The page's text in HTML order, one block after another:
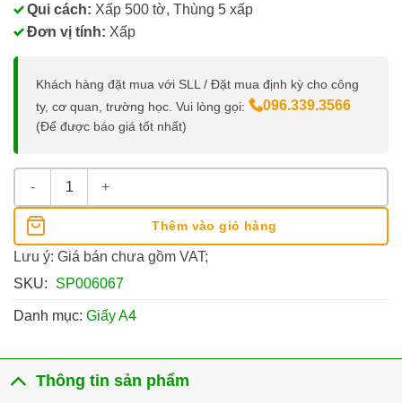
Qui cách: Xấp 500 tờ, Thùng 5 xấp
Đơn vị tính: Xấp
Khách hàng đặt mua với SLL / Đặt mua định kỳ cho công
ty, cơ quan, trường học. Vui lòng gọi:
096.339.3566
(Để được báo giá tốt nhất)
Giấy A4 Pine X Pro 70Gsm số lượng
Thêm vào giỏ hàng
Lưu ý: Giá bán chưa gồm VAT;
SKU:
SP006067
Danh mục: Giấy A4
Thông tin sản phẩm